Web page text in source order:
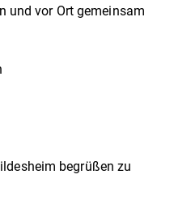
und vor Ort gemeinsam
begrüßen zu